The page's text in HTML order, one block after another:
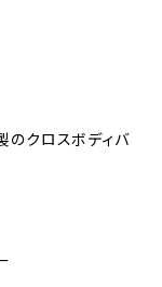
のクロスボディバ